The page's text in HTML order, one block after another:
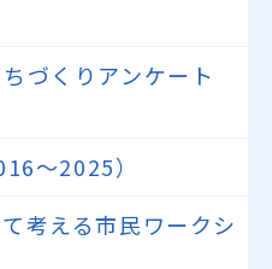
づくりアンケート
～2025）
考える市民ワークシ